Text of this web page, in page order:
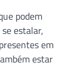
podem
estalar,
em
estar